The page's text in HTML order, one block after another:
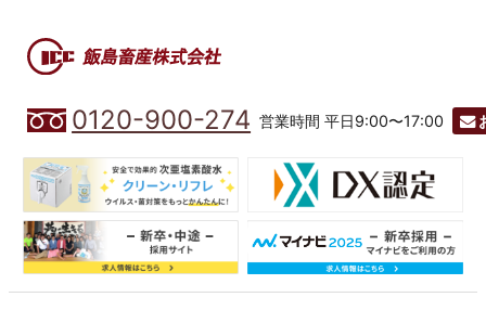
0120-900-274 営業時間 平日9:00〜17:00